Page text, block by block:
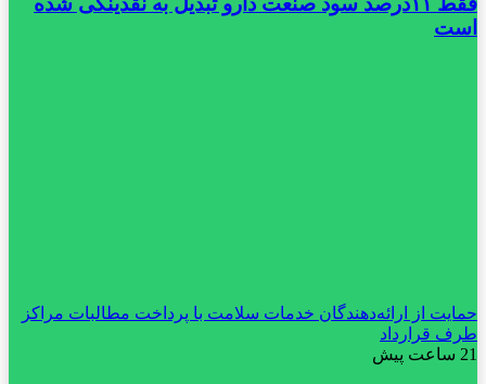
است
حمایت از ارائه‌دهندگان خدمات سلامت با پرداخت مطالبات مراکز
طرف قرارداد
21 ساعت پیش